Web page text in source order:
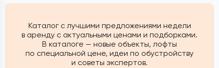
Каталог с лучшими предложениями недели
в аренду с актуальными ценами и подборками.
В каталоге — новые объекты, лофты
по специальной цене, идеи по обустройству
и советы экспертов.